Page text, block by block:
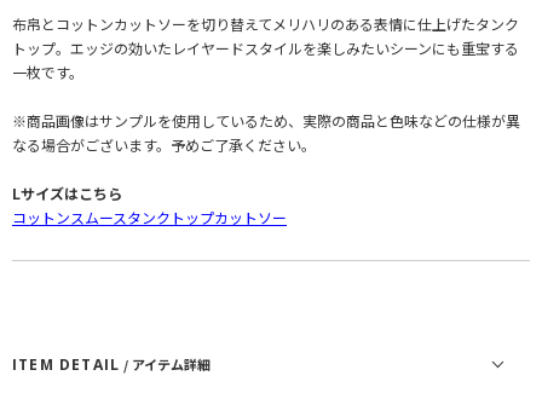
布帛とコットンカットソーを切り替えてメリハリのある表情に仕上げたタンク
トップ。エッジの効いたレイヤードスタイルを楽しみたいシーンにも重宝する
一枚です。
※商品画像はサンプルを使用しているため、実際の商品と色味などの仕様が異
なる場合がございます。予めご了承ください。
Lサイズはこちら
コットンスムースタンクトップカットソー
ITEM DETAIL / アイテム詳細